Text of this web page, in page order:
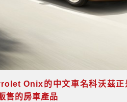
Onix的中文車名科沃茲
售的房車產品